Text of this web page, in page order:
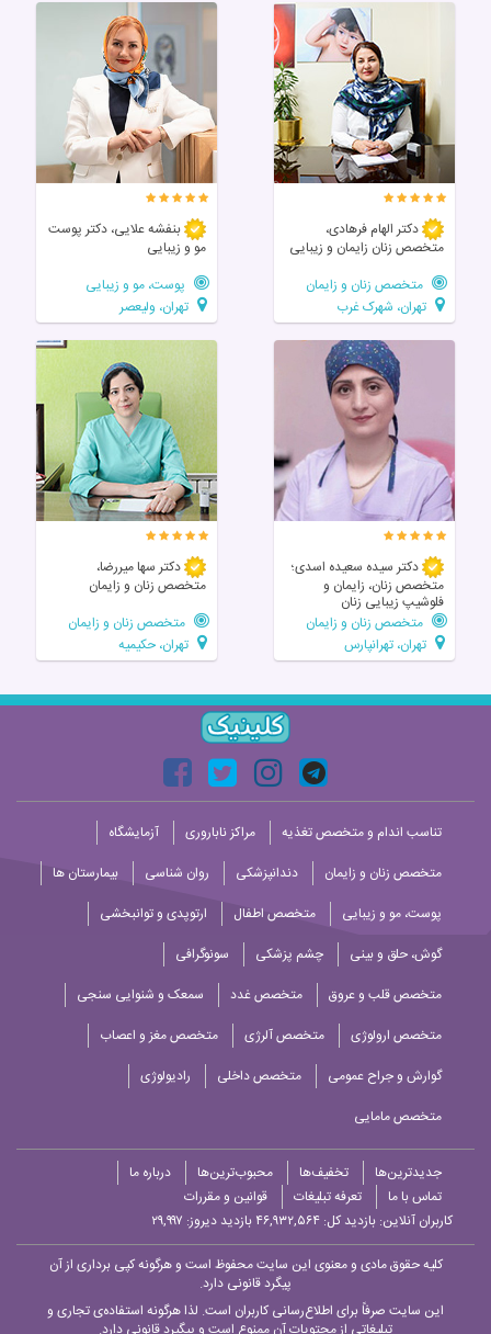
دکتر الهام فرهادی،
متخصص زنان زايمان و زیبایی
متخصص زنان و زایمان
تهران، شهرک غرب
بنفشه علایی، دکتر پوست
مو و زیبایی
پوست، مو و زیبایی
تهران، ولیعصر
دکتر سیده سعیده اسدی؛
متخصص زنان، زایمان و
فلوشیپ زیبایی زنان
متخصص زنان و زایمان
تهران، تهرانپارس
دکتر سها میررضا،
متخصص زنان و زایمان
متخصص زنان و زایمان
تهران، حکیمیه
تناسب اندام و متخصص تغذیه مراکز ناباروری
آزمایشگاه
متخصص زنان و زایمان
دندانپزشکی روان شناسی
بیمارستان ها
پوست، مو و زیبایی
متخصص اطفال
ارتوپدی و توانبخشی
گوش، حلق و بینی
چشم پزشکی
سونوگرافی
متخصص قلب و عروق
متخصص غدد
سمعک و شنوایی سنجی
متخصص ارولوژی
متخصص آلرژی
متخصص مغز و اعصاب
گوارش و جراح عمومی
متخصص داخلی
رادیولوژی
متخصص مامایی
جدیدترین‌ها تخفیف‌ها محبوب‌ترین‌ها
درباره ما
تماس با ما
تعرفه تبلیغات
قوانین و مقررات
کاربران آنلاین: بازدید کل: ۴۶,۹۳۲,۵۶۴
بازدید دیروز: ۲۹,۹۹۷
کلیه حقوق مادی و معنوی این سایت محفوظ است و هرگونه کپی برداری از آن
پیگرد قانونی دارد.
این سایت صرفاً برای اطلاع‌رسانی کاربران است. لذا هرگونه استفاده‌ی تجاری و
تبلیغاتی از محتویات آن ممنوع است و پیگیرد قانونی دارد.